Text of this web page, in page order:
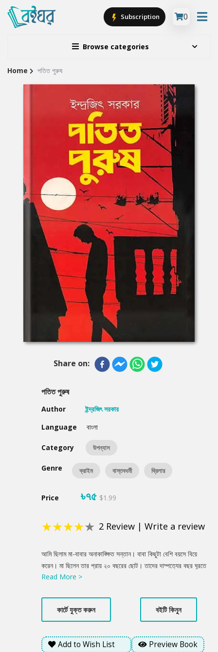
Browse categories
Subscription 0
Site
Breadcrumb
Home পতিত পুরুষ
Share on:
পতিত পুরুষ
Author
ইন্দ্রজিৎ সরকার
Language
বাংলা
Category উপন্যাস
Genre ক্রাইম বাস্তবধর্মী থ্রিলার
Price ৳৭৫ $1.99
★★★★★ 2 Review | Write a review
Product
Summery
আমি ছিলাম মা-বাবার অনাকাঙ্ক্ষিত সন্তান। বাবা কিছুটা বেশি বয়সে বিয়ে
করেন। মা ছিলেন তার প্রায় ২০ বছরের ছোট। তাদের দাম্পত্যের বছর ঘুরতে
না ঘুরতেই আমি কালি-ঝুলিমাখা এই দুনিয়ার আলো দেখলাম। গর্ভাবস্থায় আমার
শরীর ওষুধের ধকলে দুর্বল হয়ে পড়ায় এবং আরও কিছু জটিলতা দেখা দেওয়ায়
শেষ পর্যন্ত আমি টিকে যাই। বাবা বাধ্য হয়ে বিষয়টি মেনে নিলেও দীর্ঘদিন
আমাকে স্বাভাবিকভাবে নিতে পারেননি। সে সময় মায়ের সঙ্গেও তিনি সদয়
আচরণ করেননি। এসব কথা আমি মায়ের কাছেই শুনেছি। ডায়েরির পাতায়
এভাবেই নিজের অতীত বর্ণনা করেছে সজীব। ১১ বছর বয়সে সে জীবনে
Read More >
কার্টে যুক্ত করুন বইটি কিনুন
Add to Wish List Preview Book